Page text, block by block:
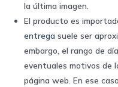
la última imagen.
El producto es
entrega suele ser
embargo, el rango de
eventuales motivos de
página web. En ese